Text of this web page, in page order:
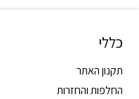
כללי
תקנון האתר
החלפות והחזרות